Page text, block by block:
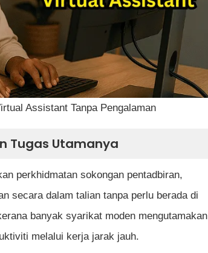
Kerja
Rendah Untuk Dapatkan Pengalaman
Sepanjang Bekerja
Klien Lebih Besar
Assistant Tanpa Pengalaman
Tugas Utamanya
perkhidmatan sokongan pentadbiran,
secara dalam talian tanpa perlu berada di
banyak syarikat moden mengutamakan
melalui kerja jarak jauh.